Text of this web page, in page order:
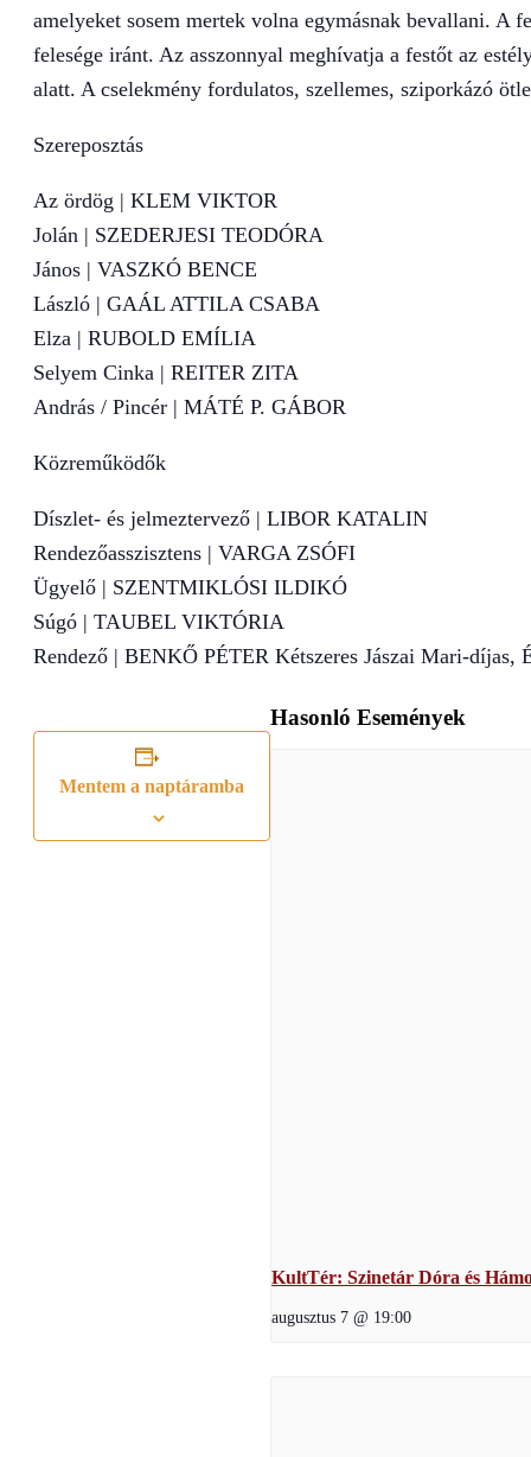
amelyeket sosem mertek volna egymásnak bevallani. A
felesége iránt. Az asszonnyal meghívatja a festőt az
alatt. A cselekmény fordulatos, szellemes, sziporkázó
Szereposztás
Az ördög | KLEM VIKTOR
Jolán | SZEDERJESI TEODÓRA
János | VASZKÓ BENCE
László | GAÁL ATTILA CSABA
Elza | RUBOLD EMÍLIA
Selyem Cinka | REITER ZITA
András / Pincér | MÁTÉ P. GÁBOR
Közreműködők
Díszlet- és jelmeztervező | LIBOR KATALIN
Rendezőasszisztens | VARGA ZSÓFI
Ügyelő | SZENTMIKLÓSI ILDIKÓ
Súgó | TAUBEL VIKTÓRIA
Rendező | BENKŐ PÉTER Kétszeres Jászai Mari-díjas,
Mentem a naptáramba
Hasonló Események
KultTér: Szinetár Dóra és
augusztus 7 @ 19:00